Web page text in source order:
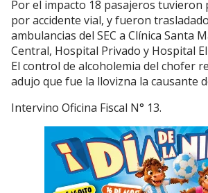
Por el impacto 18 pasajeros
por accidente vial, y fueron
ambulancias del SEC a Clínica Santa
Central, Hospital Privado y Hospital
El control de alcoholemia del chofer
adujo que fue la llovizna la causante
Intervino Oficina Fiscal N° 13.